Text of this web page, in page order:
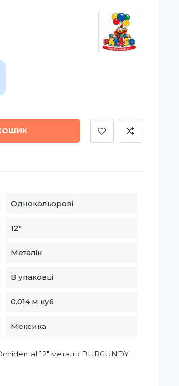
Однокольорові
12″
Металік
В упаковці
0.014 м куб
Мексика
12" металік BURGUNDY